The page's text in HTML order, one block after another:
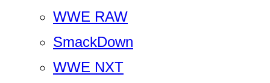
WWE RAW
SmackDown
WWE NXT